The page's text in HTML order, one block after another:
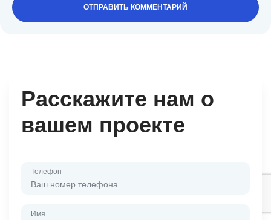
Расскажите нам о
вашем проекте
Телефон
Имя